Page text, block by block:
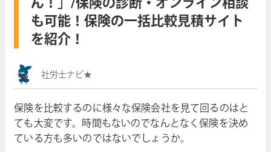
も可能！保険の一括比較見積サイト
を紹介！
社労士ナビ★
保険を比較するのに様々な保険会社を見て回るのはと
ても大変です。時間もないのでなんとなく保険を決め
ている方も多いのではないでしょうか。